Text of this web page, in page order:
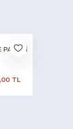
PAKETİ
TL